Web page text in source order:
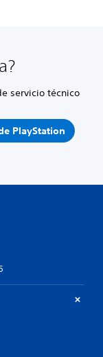
servicio técnico
PlayStation